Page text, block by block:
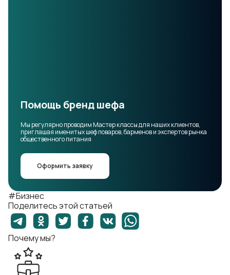
Помощь бренд шефа
Мы регулярно проводим Мастер классы для наших клиентов,
приглашая именитых шеф поваров, барменов и экспертов рынка
общественного питания
Оформить заявку
#Бизнес
Поделитесь этой статьей
Почему мы?